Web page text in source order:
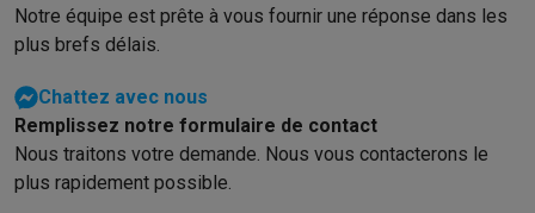
Notre équipe est prête à vous fournir une réponse dans les
plus brefs délais.
Chattez avec nous
Remplissez notre formulaire de contact
Nous traitons votre demande. Nous vous contacterons le
plus rapidement possible.